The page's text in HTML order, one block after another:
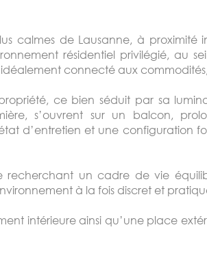
calmes de Lausanne, à
résidentiel privilégié, au
connecté aux
ce bien séduit par sa
s’ouvrent sur un balcon,
d’entretien et une configuration
recherchant un cadre de vie
à la fois discret et
intérieure ainsi qu’une place